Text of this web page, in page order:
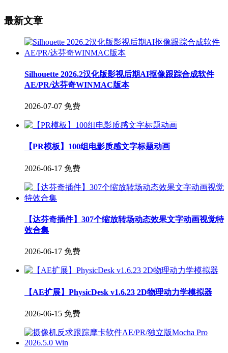
最新文章
Silhouette 2026.2汉化版影视后期AI抠像跟踪合成软件
AE/PR/达芬奇WINMAC版本
2026-07-07 免费
【PR模板】100组电影质感文字标题动画
2026-06-17 免费
【达芬奇插件】307个缩放转场动态效果文字动画视觉特
效合集
2026-06-17 免费
【AE扩展】PhysicDesk v1.6.23 2D物理动力学模拟器
2026-06-15 免费